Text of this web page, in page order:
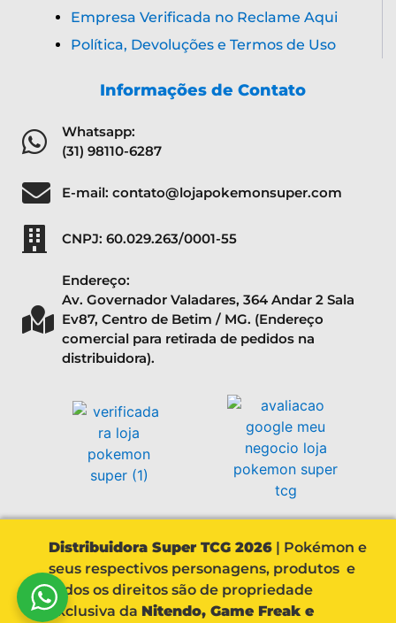
Empresa Verificada no Reclame Aqui
Política, Devoluções e Termos de Uso
Informações de Contato
Whatsapp:
(31) 98110-6287
E-mail: contato@lojapokemonsuper.com
CNPJ: 60.029.263/0001-55
Endereço:
Av. Governador Valadares, 364 Andar 2 Sala
Ev87, Centro de Betim / MG. (Endereço
comercial para retirada de pedidos na
distribuidora).
Distribuidora Super TCG 2026 | Pokémon e
seus respectivos personagens, produtos e
todos os direitos são de propriedade
exclusiva da Nitendo, Game Freak e